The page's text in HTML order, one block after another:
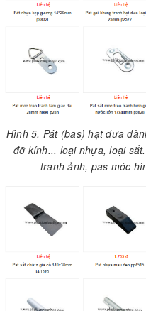
Hình 5. Pát (bas) hạt dưa
đỡ kính... loại nhựa, loại
tranh ảnh, pas móc